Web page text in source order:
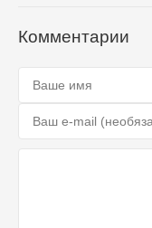
Комментарии